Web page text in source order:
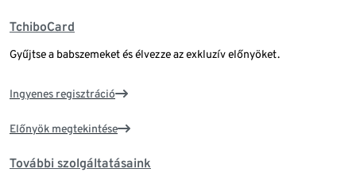
TchiboCard
Gyűjtse a babszemeket és élvezze az exkluzív előnyöket.
Ingyenes regisztráció
Előnyök megtekintése
További szolgáltatásaink